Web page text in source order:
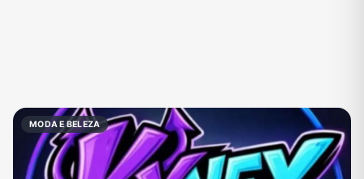
MODA E BELEZA